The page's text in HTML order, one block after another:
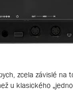
zcela závislé
u klasického